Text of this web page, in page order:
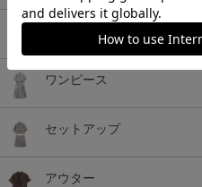
ワンピース
セットアップ
アウター